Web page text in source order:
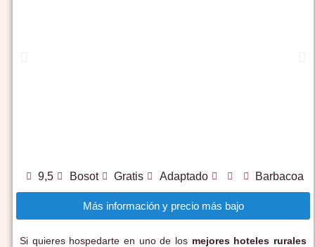
9,5 Bosot Gratis Adaptado Barbacoa
Más información y precio más bajo
Si quieres hospedarte en uno de los mejores hoteles rurales